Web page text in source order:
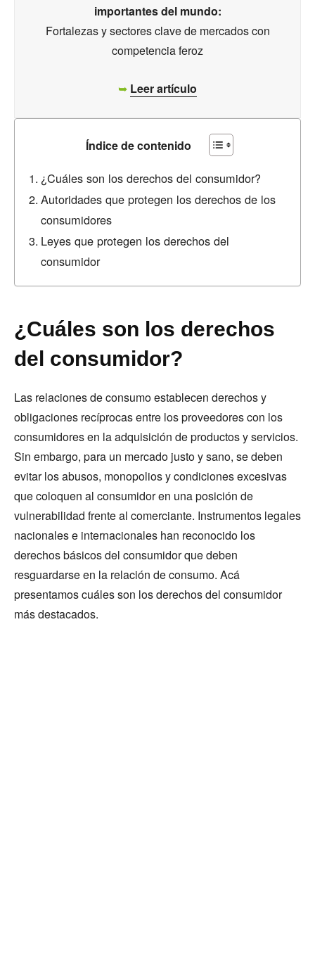
importantes del mundo:
Fortalezas y sectores clave de mercados con
competencia feroz
➥ Leer artículo
Índice de contenido
¿Cuáles son los derechos del consumidor?
Autoridades que protegen los derechos de los
consumidores
Leyes que protegen los derechos del
consumidor
¿Cuáles son los derechos
del consumidor?
Las relaciones de consumo establecen derechos y
obligaciones recíprocas entre los proveedores con los
consumidores en la adquisición de productos y servicios.
Sin embargo, para un mercado justo y sano, se deben
evitar los abusos, monopolios y condiciones excesivas
que coloquen al consumidor en una posición de
vulnerabilidad frente al comerciante. Instrumentos legales
nacionales e internacionales han reconocido los
derechos básicos del consumidor que deben
resguardarse en la relación de consumo. Acá
presentamos cuáles son los derechos del consumidor
más destacados.